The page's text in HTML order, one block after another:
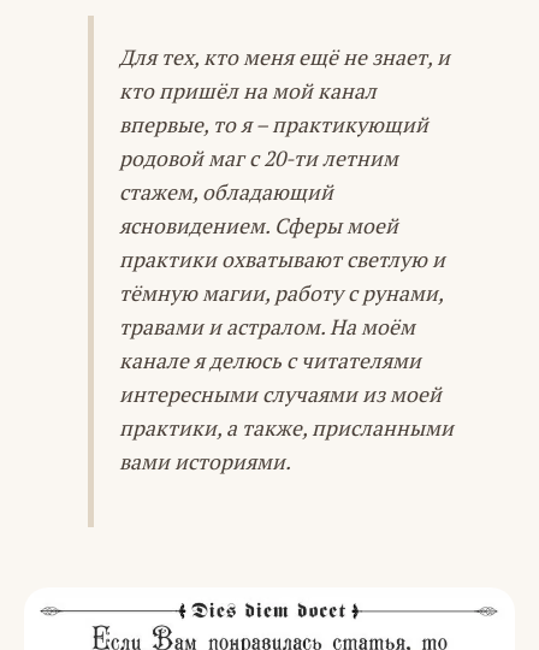
Для тех, кто меня ещё не знает, и
кто пришёл на мой канал
впервые, то я – практикующий
родовой маг с 20-ти летним
стажем, обладающий
ясновидением. Сферы моей
практики охватывают светлую и
тёмную магии, работу с рунами,
травами и астралом. На моём
канале я делюсь с читателями
интересными случаями из моей
практики, а также, присланными
вами историями.